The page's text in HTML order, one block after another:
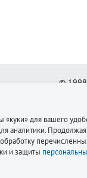
©
для вашего
аналитики.
и защиты